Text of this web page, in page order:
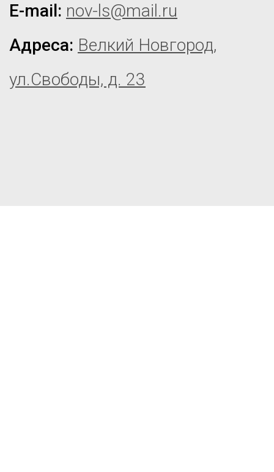
E-mail: nov-ls@mail.ru
Адреса: Велкий Новгород,
ул.Свободы, д. 23